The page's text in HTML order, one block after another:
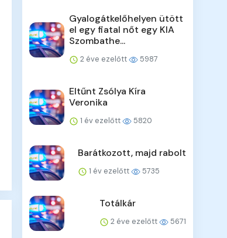
Gyalogátkelőhelyen ütött
el egy fiatal nőt egy KIA
Szombathe...
2 éve ezelőtt 5987
Eltűnt Zsólya Kíra
Veronika
1 év ezelőtt 5820
Barátkozott, majd rabolt
1 év ezelőtt 5735
Totálkár
2 éve ezelőtt 5671